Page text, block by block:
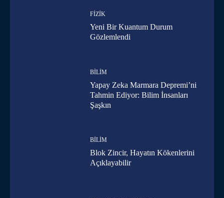
FIZIK
Yeni Bir Kuantum Durum
Gözlemlendi
BILIM
Yapay Zeka Marmara Depremi’ni
Tahmin Ediyor: Bilim İnsanları
Şaşkın
BILIM
Blok Zincir, Hayatın Kökenlerini
Açıklayabilir